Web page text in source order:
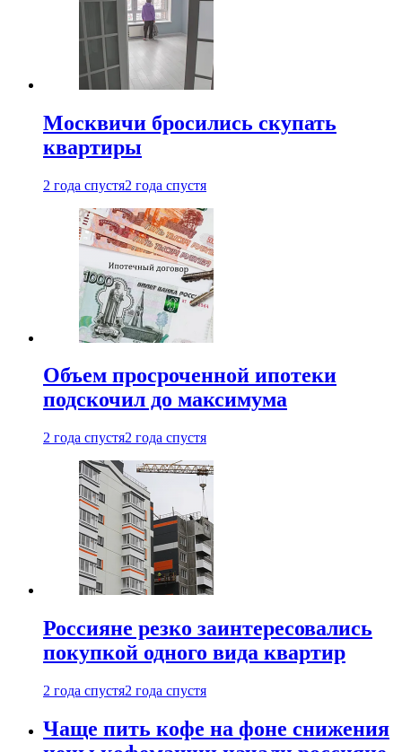
Москвичи бросились скупать
квартиры
2 года спустя2 года спустя
Объем просроченной ипотеки
подскочил до максимума
2 года спустя2 года спустя
Россияне резко заинтересовались
покупкой одного вида квартир
2 года спустя2 года спустя
Чаще пить кофе на фоне снижения